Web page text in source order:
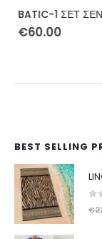
€60.00
BEST SELLING
€